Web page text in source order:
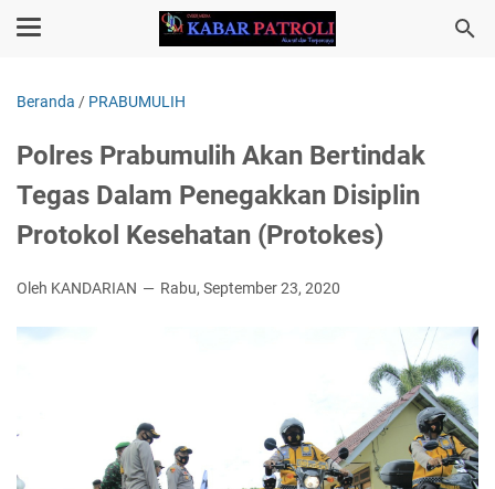
Beranda / PRABUMULIH
Polres Prabumulih Akan Bertindak
Tegas Dalam Penegakkan Disiplin
Protokol Kesehatan (Protokes)
Oleh KANDARIAN Rabu, September 23, 2020